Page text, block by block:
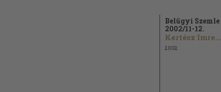
Belügyi Szemle
2002/11-12.
Kertész Imre...
2002